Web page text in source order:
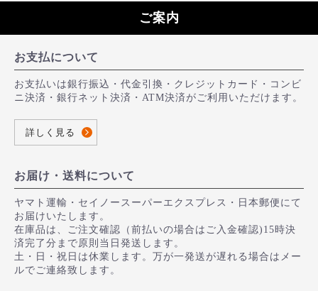
ご案内
お支払について
お支払いは銀行振込・代金引換・クレジットカード・コンビ
ニ決済・銀行ネット決済・ATM決済がご利用いただけます。
詳しく見る
お届け・送料について
ヤマト運輸・セイノースーパーエクスプレス・日本郵便にて
お届けいたします。
在庫品は、ご注文確認（前払いの場合はご入金確認)15時決
済完了分まで原則当日発送します。
土・日・祝日は休業します。万が一発送が遅れる場合はメー
ルでご連絡致します。